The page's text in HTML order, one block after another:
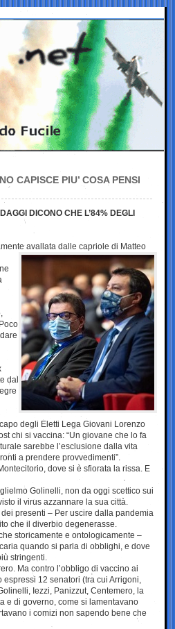
CAPISCE PIU’ COSA PENSI
DICONO CHE L’84% DEGLI
avallata dalle capriole di Matteo
dal
degli Eletti Lega Giovani Lorenzo
chi si vaccina: “Un giovane che lo fa
sarebbe l’esclusione dalla vita
a prendere provvedimenti”.
dove si è sfiorata la rissa. E
Golinelli, non da oggi scettico sui
il virus azzannare la sua città.
presenti – Per uscire dalla pandemia
che il diverbio degenerasse.
storicamente e ontologicamente –
quando si parla di obblighi, e dove
stringenti.
Ma contro l’obbligo di vaccino ai
12 senatori (tra cui Arrigoni,
Iezzi, Panizzut, Centemero, la
e di governo, come si lamentavano
i comizi non sapendo bene che